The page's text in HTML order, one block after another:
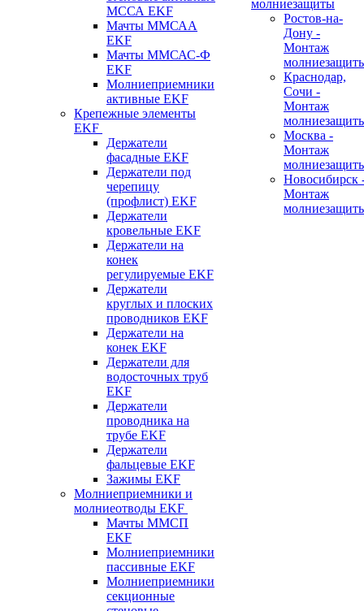
МССА EKF
Мачты ММСАА
EKF
Мачты ММСАС-Ф
EKF
Молниеприемники
активные EKF
Крепежные элементы
EKF
Держатели
фасадные EKF
Держатели под
черепицу
(профлист) EKF
Держатели
кровельные EKF
Держатели на
конек
регулируемые EKF
Держатели
круглых и плоских
проводников EKF
Держатели на
конек EKF
Держатели для
водосточных труб
EKF
Держатели
проводника на
трубе EKF
Держатели
фальцевые EKF
Зажимы EKF
Молниеприемники и
молниеотводы EKF
Мачты ММСП
EKF
Молниеприемники
пассивные EKF
Молниеприемники
секционные
молниезащиты
Ростов-на-
Дону -
Монтаж
Краснодар,
Сочи -
Монтаж
Москва -
Монтаж
Новосибирск
Монтаж